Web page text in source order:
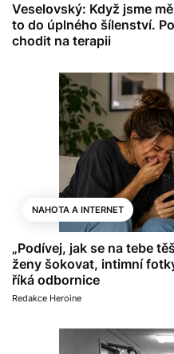
Veselovský: Když jsme
to do úplného šílenství.
chodit na terapii
NAHOTA A INTERNET
„Podívej, jak se na tebe
ženy šokovat, intimní
říká odbornice
Redakce Heroine